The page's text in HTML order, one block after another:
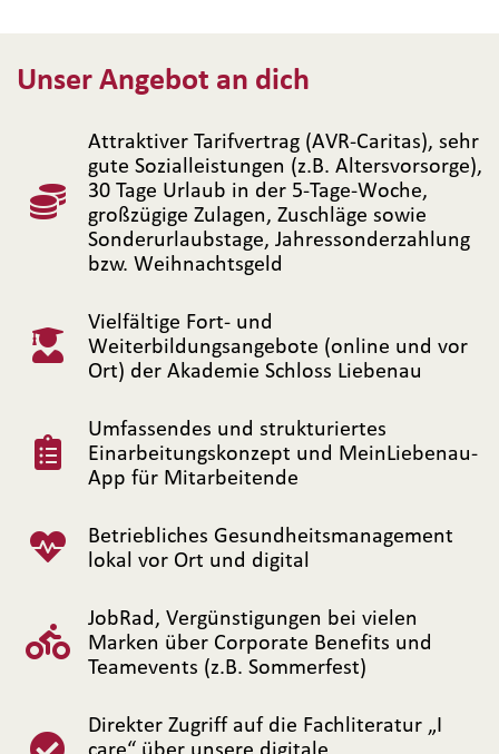
Unser Angebot an dich
Attraktiver Tarifvertrag (AVR-Caritas), sehr
gute Sozialleistungen (z.B. Altersvorsorge),
30 Tage Urlaub in der 5-Tage-Woche,
großzügige Zulagen, Zuschläge sowie
Sonderurlaubstage, Jahressonderzahlung
bzw. Weihnachtsgeld
Vielfältige Fort- und
Weiterbildungsangebote (online und vor
Ort) der Akademie Schloss Liebenau
Umfassendes und strukturiertes
Einarbeitungskonzept und MeinLiebenau-
App für Mitarbeitende
Betriebliches Gesundheitsmanagement
lokal vor Ort und digital
JobRad, Vergünstigungen bei vielen
Marken über Corporate Benefits und
Teamevents (z.B. Sommerfest)
Direkter Zugriff auf die Fachliteratur „I
care“ über unsere digitale